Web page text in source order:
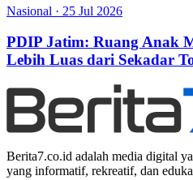
Nasional · 25 Jul 2026
PDIP Jatim: Ruang Anak
Lebih Luas dari Sekadar
Berita7.co.id adalah media digital
yang informatif, rekreatif, dan